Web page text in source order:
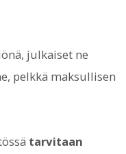
julkaiset ne
pelkkä maksullisen
tarvitaan